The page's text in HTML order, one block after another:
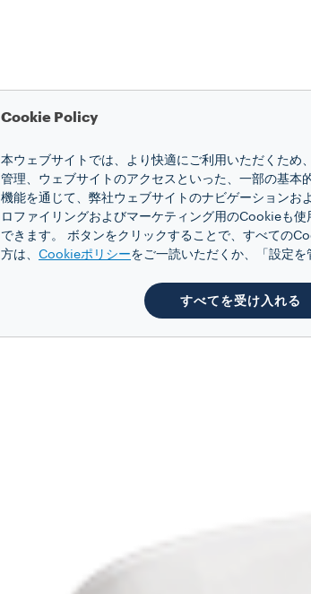
Cookie Policy
本ウェブサイトでは、より快適にご利用いただくた
管理、ウェブサイトのアクセスといった、一部の基
機能を通じて、弊社ウェブサイトのナビゲーションお
ロファイリングおよびマーケティング用のCookieも
できます。 ボタンをクリックすることで、すべての
方は、 Cookieポリシーをご一読いただくか、「設定を
すべてを受け入れる